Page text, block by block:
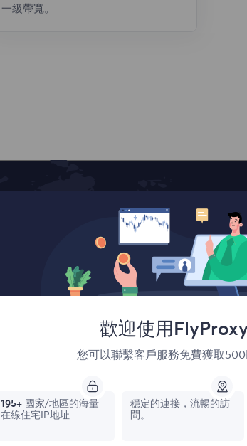
一級帶寬。
覆蓋全球
France
1,042,773
歡迎使用FlyProxy
您可以聯繫客戶服務免費獲取
195+ 國家/地區的海量
在線住宅IP地址
穩定的連接，流暢的訪
問。